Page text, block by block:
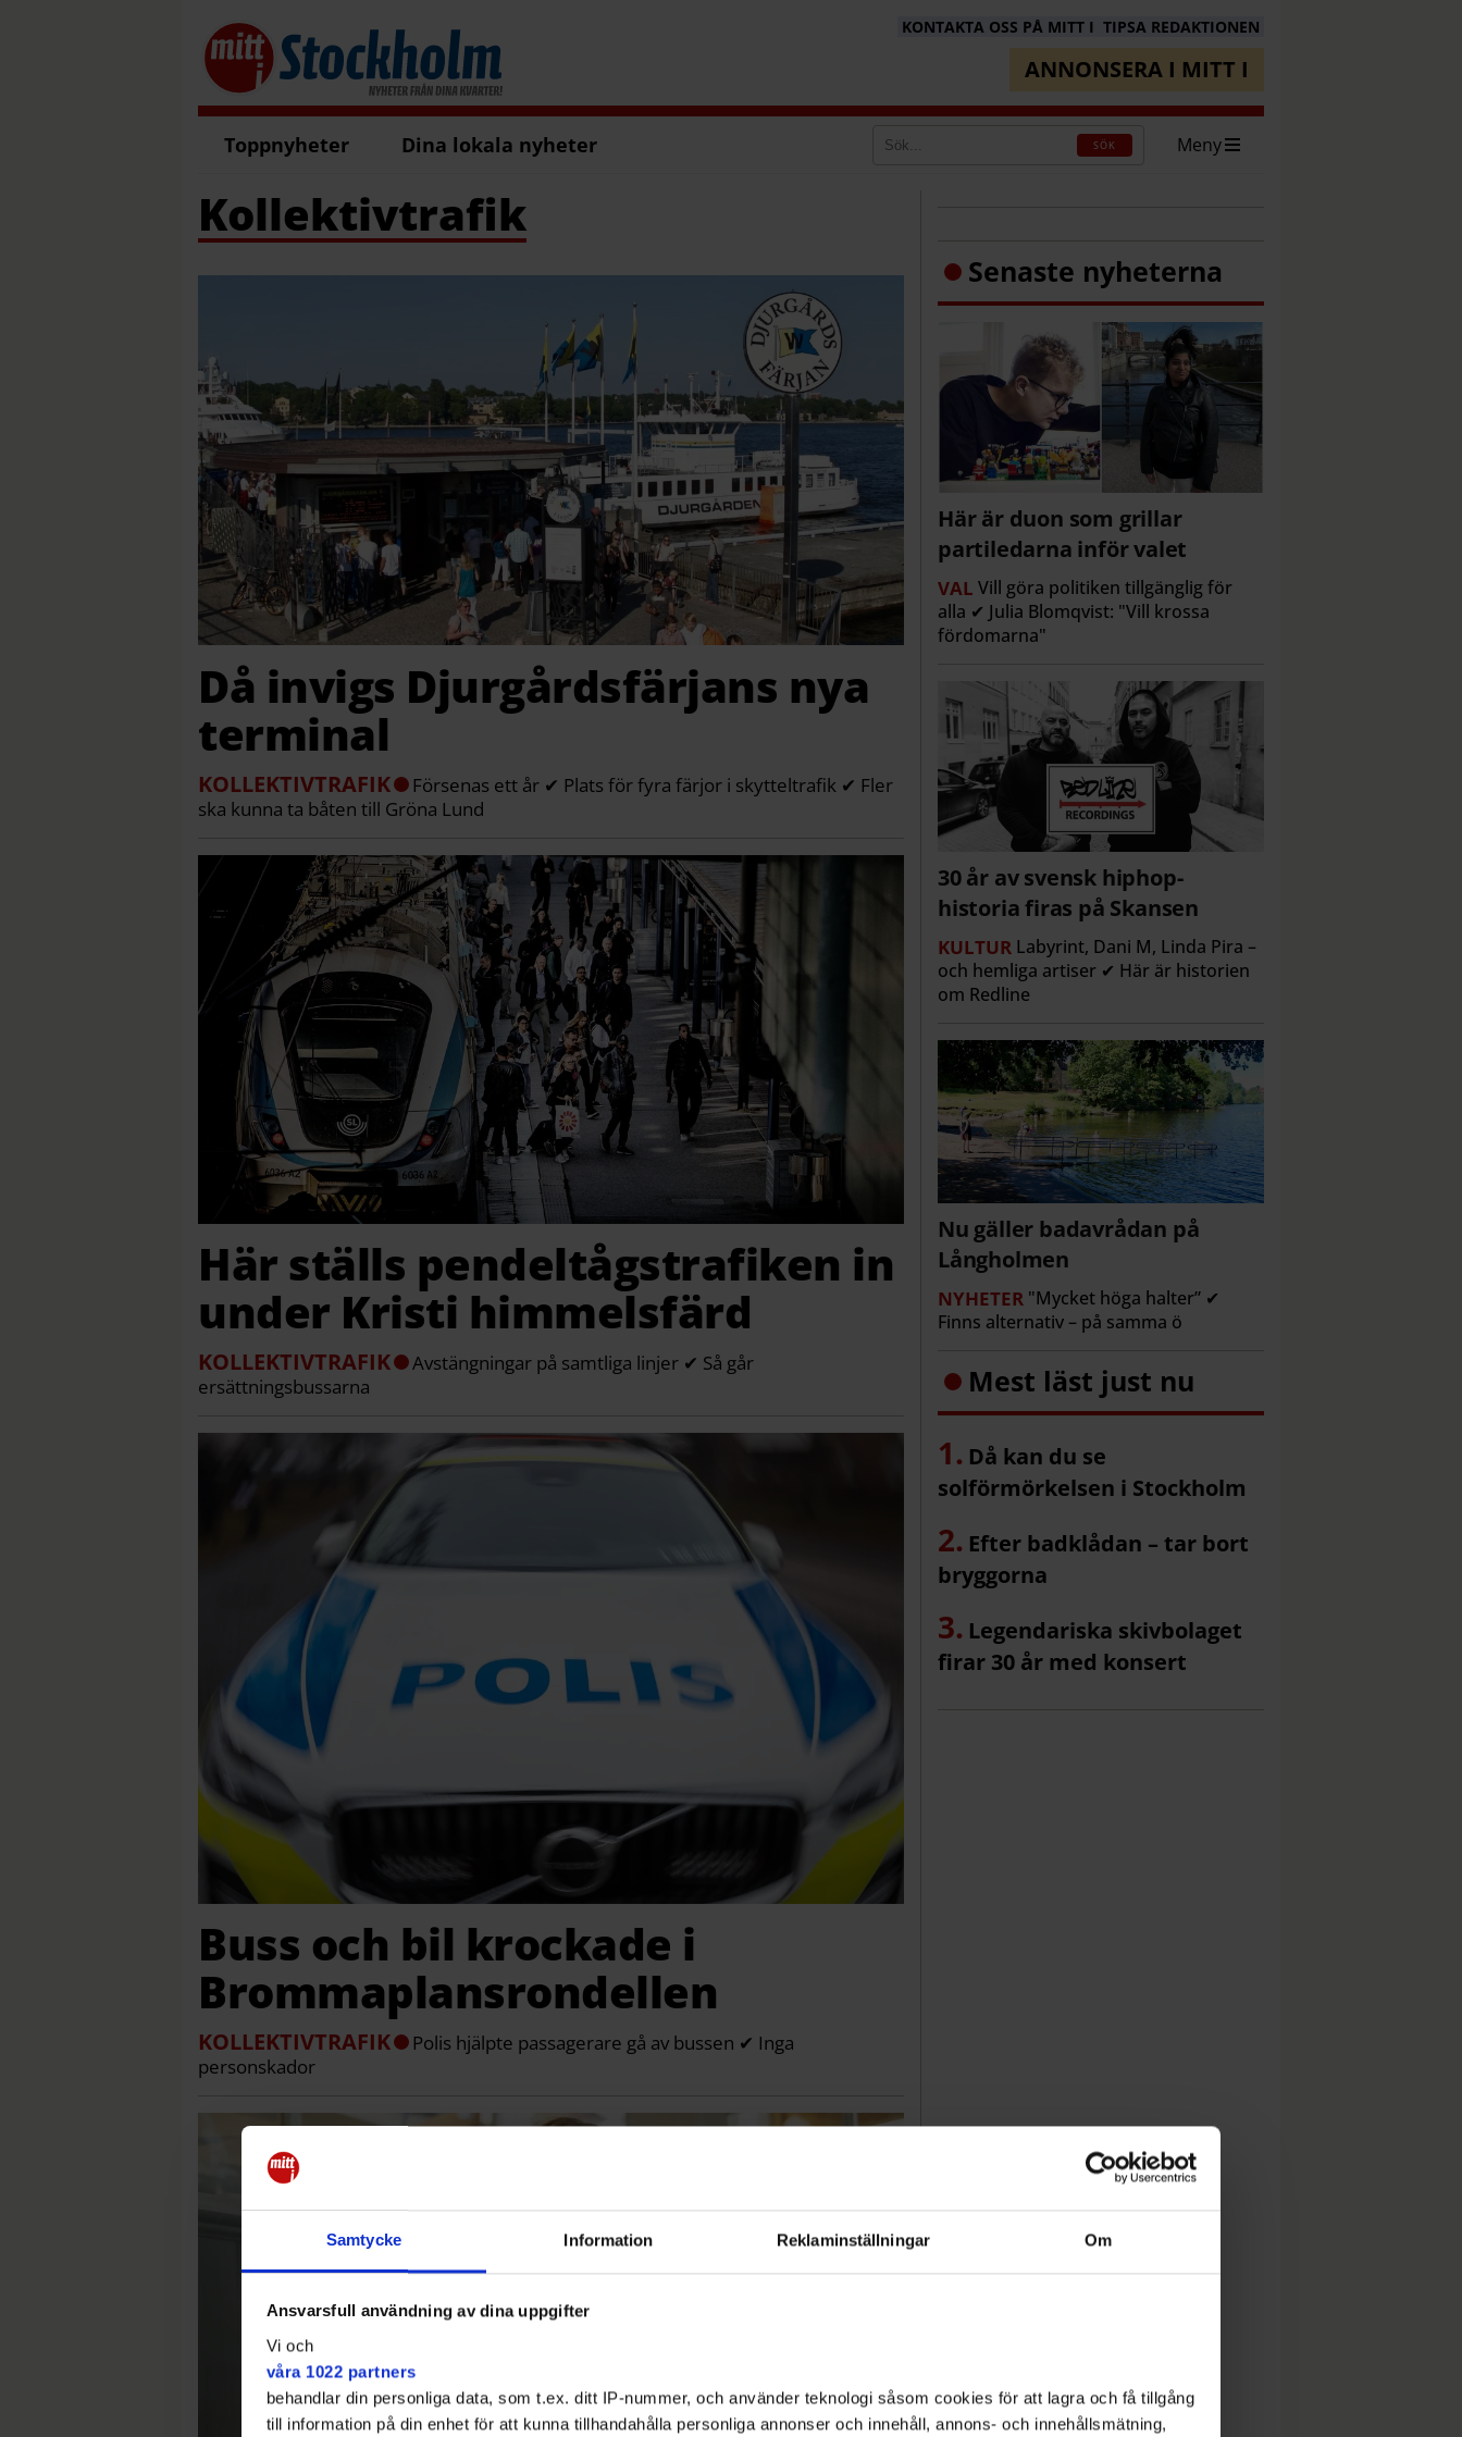
Samtycke Information Reklaminställningar Om
Ansvarsfull användning av dina uppgifter
Vi och
våra 1022 partners
behandlar din personliga data, som t.ex. ditt IP-nummer, och använder teknologi såsom cookies för att lagra och få tillgång
till information på din enhet för att kunna tillhandahålla personliga annonser och innehåll, annons- och innehållsmätning,
KONTAKTA OSS PÅ MITT I TIPSA REDAKTIONEN
ANNONSERA I MITT I
Toppnyheter Dina lokala nyheter SÖK Meny
Kollektivtrafik
Då invigs Djurgårdsfärjans nya
terminal
KOLLEKTIVTRAFIK
Försenas ett år ✔ Plats för fyra färjor i skytteltrafik ✔ Fler
ska kunna ta båten till Gröna Lund
Här ställs pendeltågstrafiken in
under Kristi himmelsfärd
KOLLEKTIVTRAFIK
Avstängningar på samtliga linjer ✔ Så går
ersättningsbussarna
Buss och bil krockade i
Brommaplansrondellen
KOLLEKTIVTRAFIK
Polis hjälpte passagerare gå av bussen ✔ Inga
personskador
Senaste nyheterna
Här är duon som grillar
partiledarna inför valet
VAL Vill göra politiken tillgänglig för
alla ✔ Julia Blomqvist: "Vill krossa
fördomarna"
30 år av svensk hiphop-
historia firas på Skansen
KULTUR Labyrint, Dani M, Linda Pira –
och hemliga artiser ✔ Här är historien
om Redline
Nu gäller badavrådan på
Långholmen
NYHETER "Mycket höga halter” ✔
Finns alternativ – på samma ö
Mest läst just nu
Då kan du se
solförmörkelsen i Stockholm
Efter badklådan – tar bort
bryggorna
Legendariska skivbolaget
firar 30 år med konsert